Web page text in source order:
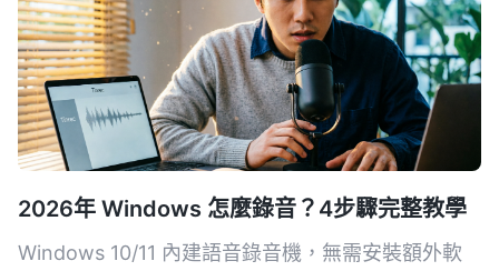
2026年 Windows 怎麼錄音？4步驟完整教學
Windows 10/11 內建語音錄音機，無需安裝額外軟